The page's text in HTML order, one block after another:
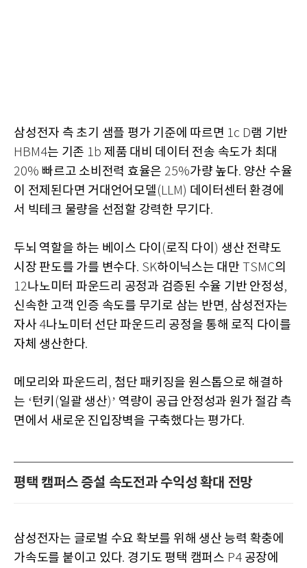
삼성전자 측 초기 샘플 평가 기준에 따르면 1c D램 기반
HBM4는 기존 1b 제품 대비 데이터 전송 속도가 최대
20% 빠르고 소비전력 효율은 25%가량 높다. 양산 수율
이 전제된다면 거대언어모델 (LLM) 데이터센터 환경에
서 빅테크 물량을 선점할 강력한 무기다.
두뇌 역할을 하는 베이스 다이 (로직 다이 ) 생산 전략도
시장 판도를 가를 변수다. SK하이닉스는 대만 TSMC의
12나노미터 파운드리 공정과 검증된 수율 기반 안정성,
신속한 고객 인증 속도를 무기로 삼는 반면, 삼성전자는
자사 4나노미터 선단 파운드리 공정을 통해 로직 다이를
자체 생산한다.
메모리와 파운드리 , 첨단 패키징을 원스톱으로 해결하
는 ‘턴키 (일괄 생산)’ 역량이 공급 안정성과 원가 절감 측
면에서 새로운 진입장벽을 구축했다는 평가다.
평택 캠퍼스 증설 속도전과 수익성 확대 전망
삼성전자는 글로벌 수요 확보를 위해 생산 능력 확충에
가속도를 붙이고 있다. 경기도 평택 캠퍼스 P4 공장에